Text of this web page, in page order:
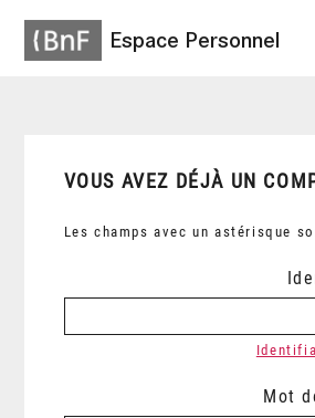
Espace Personnel
VOUS AVEZ DÉJÀ UN
Les champs avec un astérisque
Mot